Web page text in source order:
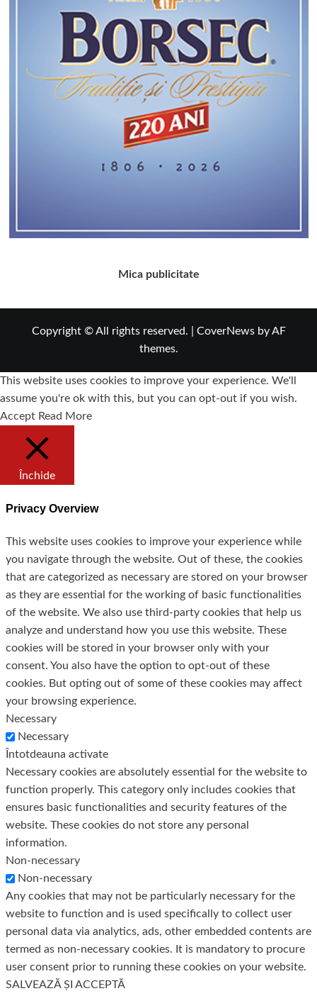
Mica publicitate
Copyright © All rights reserved. CoverNewsby AF
themes.
This website uses cookies to improve your experience. We'll
assume you're ok with this, but you can opt-out if you wish.
Accept Read More
Închide
Privacy Overview
This website uses cookies to improve your experience while
you navigate through the website. Out of these, the cookies
that are categorized as necessary are stored on your browser
as they are essential for the working of basic functionalities
of the website. We also use third-party cookies that help us
analyze and understand how you use this website. These
cookies will be stored in your browser only with your
consent. You also have the option to opt-out of these
cookies. But opting out of some of these cookies may affect
your browsing experience.
Necessary
Necessary
Întotdeauna activate
Necessary cookies are absolutely essential for the website to
function properly. This category only includes cookies that
ensures basic functionalities and security features of the
website. These cookies do not store any personal
information.
Non-necessary
Non-necessary
Any cookies that may not be particularly necessary for the
website to function and is used specifically to collect user
personal data via analytics, ads, other embedded contents are
termed as non-necessary cookies. It is mandatory to procure
user consent prior to running these cookies on your website.
SALVEAZĂ ȘI ACCEPTĂ